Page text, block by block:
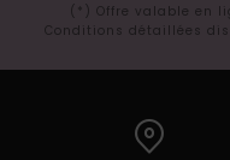
(*) Offre valable en
Conditions détaillées